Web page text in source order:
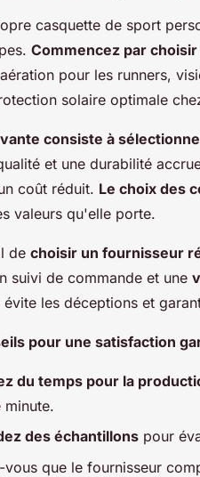
casquette de sport
Commencez par
pour les runners,
solaire optimale
consiste à
et une durabilité
coût réduit. Le choix des
valeurs qu'elle porte.
de choisir un fournisseur
suivi de commande et une
évite les déceptions et
pour une satisfaction
du temps pour la
minute.
des échantillons pour
vous que le fournisseur